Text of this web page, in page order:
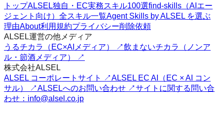
トップALSEL独自・EC実務スキル100選find-skills（AIエー
ジェント向け） 全スキル一覧Agent Skills by ALSEL を選ぶ
理由About利用規約プライバシー削除依頼
ALSEL運営の他メディア
うるチカラ（EC×AIメディア） ↗飲まないチカラ（ノンア
ル・節酒メディア） ↗
株式会社ALSEL
ALSEL コーポレートサイト ↗ALSEL EC AI（EC × AI コン
サル） ↗ALSELへのお問い合わせ ↗サイトに関する問い合
わせ：info@alsel.co.jp